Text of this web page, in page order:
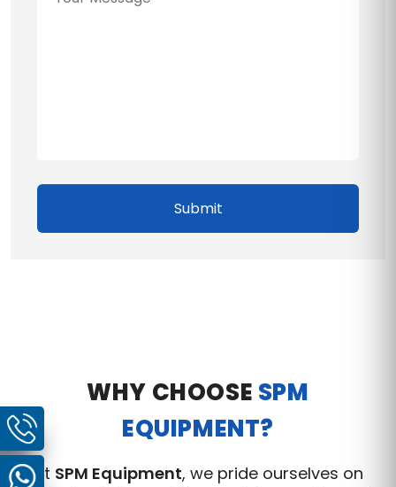
Submit
WHY CHOOSE SPM
EQUIPMENT?
At SPM Equipment, we pride ourselves on